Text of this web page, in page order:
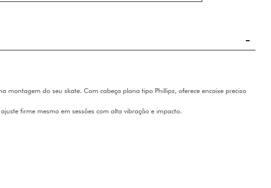
montagem do seu skate. Com cabeça plana tipo Phillips, oferece encaixe preciso
firme mesmo em sessões com alta vibração e impacto.